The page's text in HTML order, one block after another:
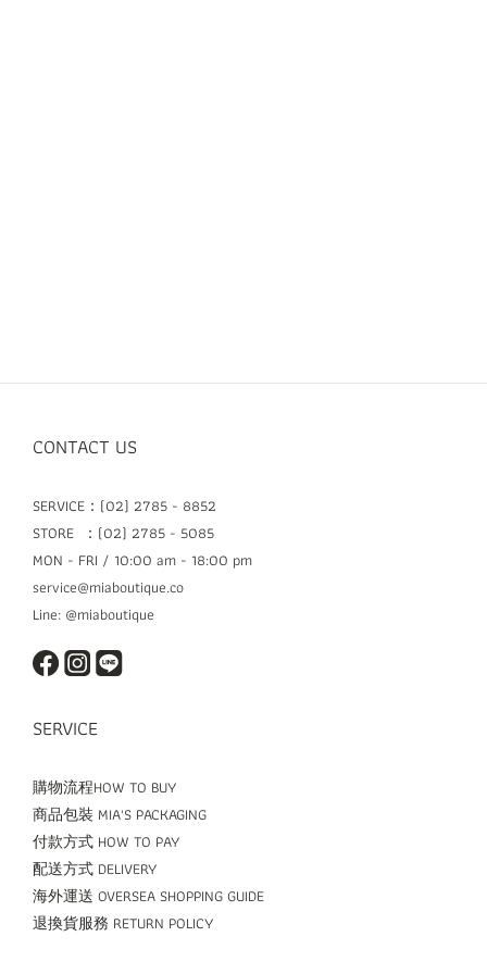
CONTACT US
SERVICE：(02) 2785 - 8852
STORE ：(02) 2785 - 5085
MON - FRI / 10:00 am - 18:00 pm
service@miaboutique.co
Line: @miaboutique
SERVICE
購物流程HOW TO BUY
商品包裝 MIA'S PACKAGING
付款方式 HOW TO PAY
配送方式 DELIVERY
海外運送 OVERSEA SHOPPING GUIDE
退換貨服務 RETURN POLICY